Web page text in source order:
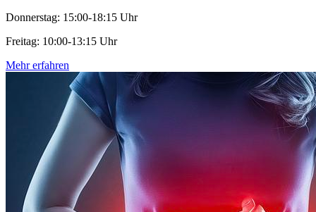
Donnerstag: 15:00-18:15 Uhr
Freitag: 10:00-13:15 Uhr
Mehr erfahren